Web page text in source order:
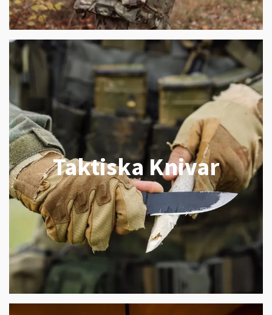
Taktiska Knivar